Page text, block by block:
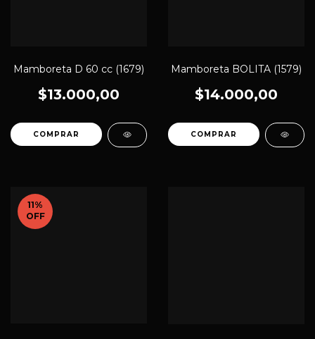
Mamboreta D 60 cc (1679)
$13.000,00
Mamboreta BOLITA (1579)
$14.000,00
11%
OFF